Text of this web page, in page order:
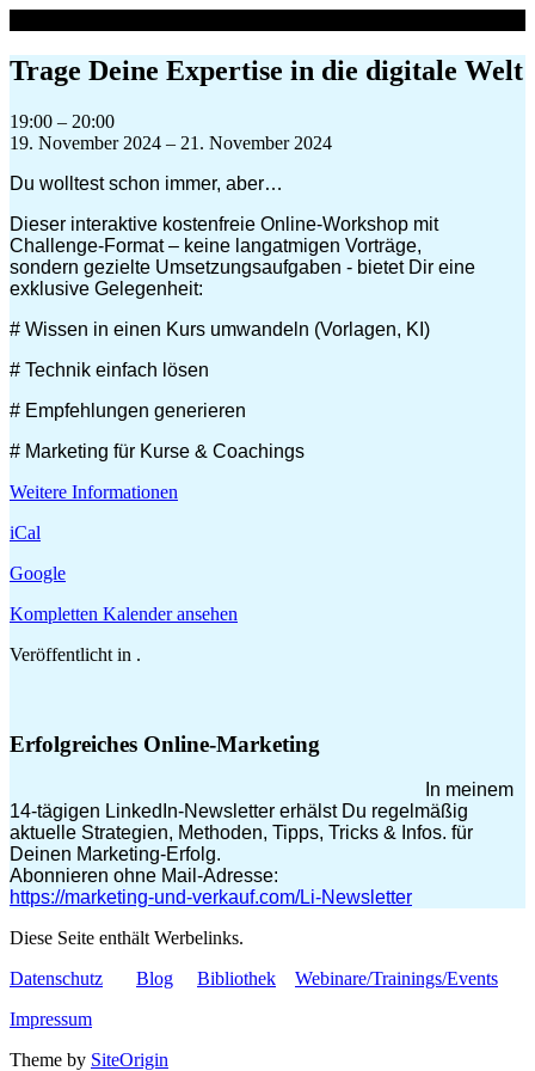
springen
Trage Deine Expertise in die digitale Welt
Trage
Deine
in
digitale
Welt
19:00 – 20:00
19. November 2024 – 21. November 2024
Du wolltest schon immer, aber…
Dieser interaktive kostenfreie Online-Workshop mit
Challenge-Format – keine langatmigen Vorträge,
sondern gezielte Umsetzungsaufgaben - bietet Dir eine
exklusive Gelegenheit:
# Wissen in einen Kurs umwandeln (Vorlagen, KI)
# Technik einfach lösen
# Empfehlungen generieren
# Marketing für Kurse & Coachings
Weitere Informationen
iCal
Google
Kompletten Kalender ansehen
Veröffentlicht in .
Erfolgreiches Online-Marketing
In meinem
14-tägigen LinkedIn-Newsletter erhälst Du regelmäßig
aktuelle Strategien, Methoden, Tipps, Tricks & Infos. für
Deinen Marketing-Erfolg.
Abonnieren ohne Mail-Adresse:
https://marketing-und-verkauf.com/Li-Newsletter
Diese Seite enthält Werbelinks.
Datenschutz
Blog Bibliothek
Webinare/Trainings/Events
Impressum
Theme by SiteOrigin